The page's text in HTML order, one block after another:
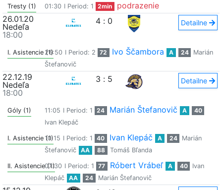
Tresty (1) 01:30 I Period: 1 2min
podrazenie
26.01.20
Nedeľa
18:00
4 : 0 Detailne
I. Asistencie (1)26:50 I Period: 2 72 Ivo Ščambora A 24
Marián
Štefanovič
22.12.19
Nedeľa
18:00
3 : 5 Detailne
Góly (1) 11:05 I Period: 1 24 Marián Štefanovič A
40
Ivan Klepáč
I. Asistencie (1)10:15 I Period: 1 40 Ivan Klepáč A 24
Marián
Štefanovič
AA 88 Tomáš Bľanda
II. Asistencie (1)
07:30 I Period: 1 77 Róbert Vrábeľ A 40
Ivan
Klepáč
AA 24 Marián Štefanovič